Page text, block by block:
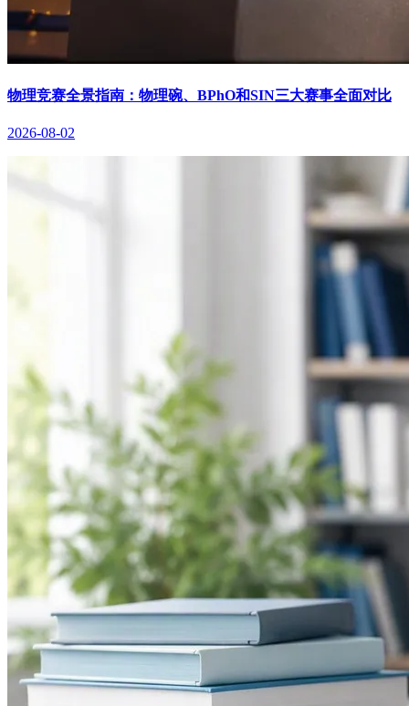
物理竞赛全景指南：物理碗、BPhO和SIN三大赛事全面对比
2026-08-02